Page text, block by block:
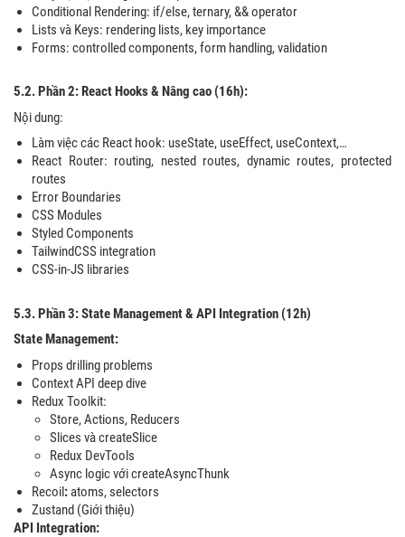
Conditional Rendering: if/else, ternary, && operator
Lists và Keys: rendering lists, key importance
Forms: controlled components, form handling, validation
5.2. Phần 2: React Hooks & Nâng cao (16h):
Nội dung:
Làm việc các React hook: useState, useEffect, useContext,…
React Router: routing, nested routes, dynamic routes, protected
routes
Error Boundaries
CSS Modules
Styled Components
TailwindCSS integration
CSS-in-JS libraries
5.3. Phần 3: State Management & API Integration (12h)
State Management:
Props drilling problems
Context API deep dive
Redux Toolkit:
Store, Actions, Reducers
Slices và createSlice
Redux DevTools
Async logic với createAsyncThunk
Recoil:atoms, selectors
Zustand (Giới thiệu)
API Integration: